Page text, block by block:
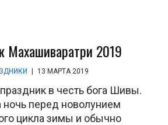
Махашиваратри 2019
| 13 МАРТА 2019
в честь бога Шивы.
ночь перед новолунием
цикла зимы и обычно